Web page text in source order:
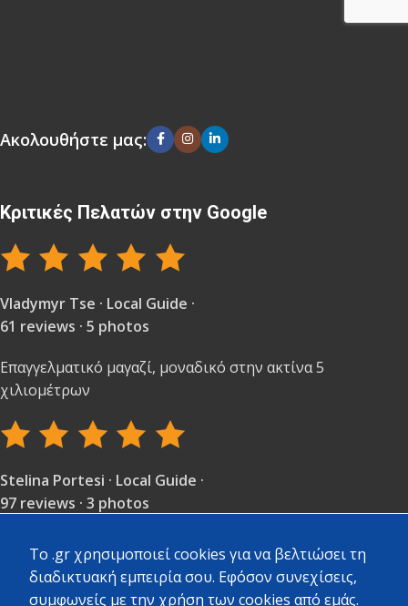
Ακολουθήστε μας:
Κριτικές Πελατών στην Google
Vladymyr Tse · Local Guide ·
61 reviews · 5 photos
Επαγγελματικό μαγαζί, μοναδικό στην ακτίνα 5
χιλιομέτρων
Stelina Portesi · Local Guide ·
97 reviews · 3 photos
Πολύ καλή εξυπηρέτηση και ποικιλία υλικών.
To .gr χρησιμοποιεί cookies για να βελτιώσει τη
διαδικτυακή εμπειρία σου. Εφόσον συνεχίσεις,
συμφωνείς με την χρήση των cookies από εμάς.